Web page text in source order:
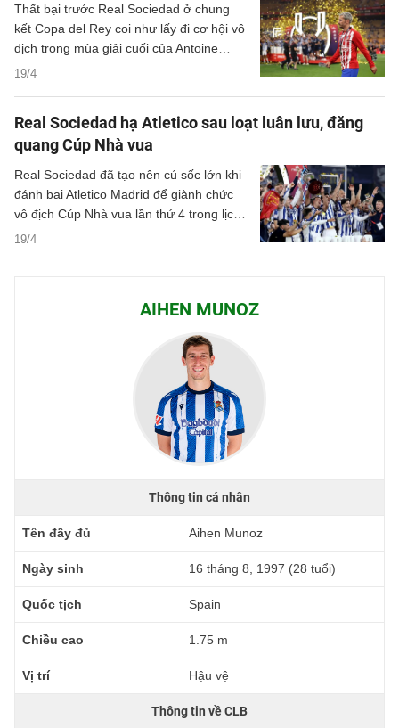
19/4
Thất bại trước Real Sociedad ở chung
kết Copa del Rey coi như lấy đi cơ hội vô
địch trong mùa giải cuối của Antoine
Griezmann tại Atletico Madrid.
Real Sociedad hạ Atletico sau loạt luân lưu, đăng
quang Cúp Nhà vua
19/4
Real Sociedad đã tạo nên cú sốc lớn khi
đánh bại Atletico Madrid để giành chức
vô địch Cúp Nhà vua lần thứ 4 trong lịch
sử. Trận chung kết tại Seville kết thúc với
AIHEN MUNOZ
Thông tin cá nhân
Tên đầy đủ Aihen Munoz
Ngày sinh 16 tháng 8, 1997 (28 tuổi)
Quốc tịch Spain
Chiều cao 1.75 m
Vị trí Hậu vệ
Thông tin về CLB